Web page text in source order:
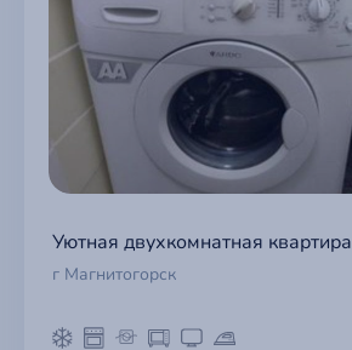
Уютная двухкомнатная квартира
г Магнитогорск